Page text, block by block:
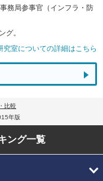
務局参事官（インフラ・防
グ。
室についての詳細はこちら
比較
年版
ング一覧